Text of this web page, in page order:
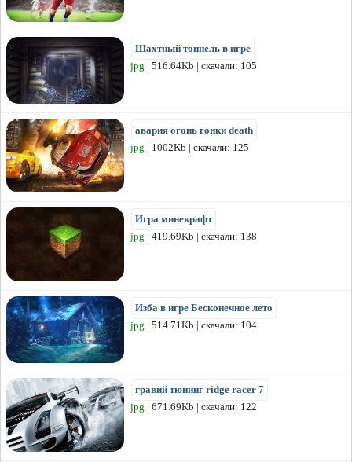
Шахтный тоннель в игре
jpg | 516.64Kb | скачали: 105
авария огонь гонки death
jpg | 1002Kb | скачали: 125
Игра минекрафт
jpg | 419.69Kb | скачали: 138
Изба в игре Бесконечное лето
jpg | 514.71Kb | скачали: 104
гравий тюнинг ridge racer 7
jpg | 671.69Kb | скачали: 122